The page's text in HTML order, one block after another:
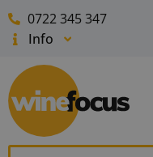
0722 345 347
Info